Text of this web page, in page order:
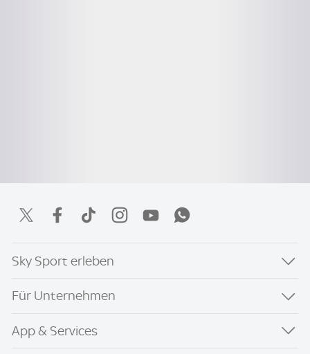
Sky Sport erleben
Für Unternehmen
App & Services